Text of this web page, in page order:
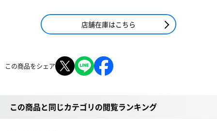
店舗在庫はこちら
この商品をシェア
この商品と同じカテゴリの閲覧ランキング